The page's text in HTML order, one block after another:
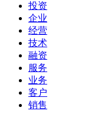
投资
企业
经营
技术
融资
服务
业务
客户
销售